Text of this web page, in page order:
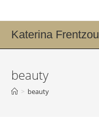
Katerina Frentzou
beauty
> beauty